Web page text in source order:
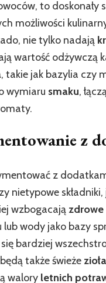
to doskonały
możliwości
nie tylko nadają
wartość odżywczą
, takie jak bazylia czy
wymiaru smaku,
z
z
nietypowe
wzbogacają
lub wody jako bazy
bardziej
będą także świeżezioła
walory letnich